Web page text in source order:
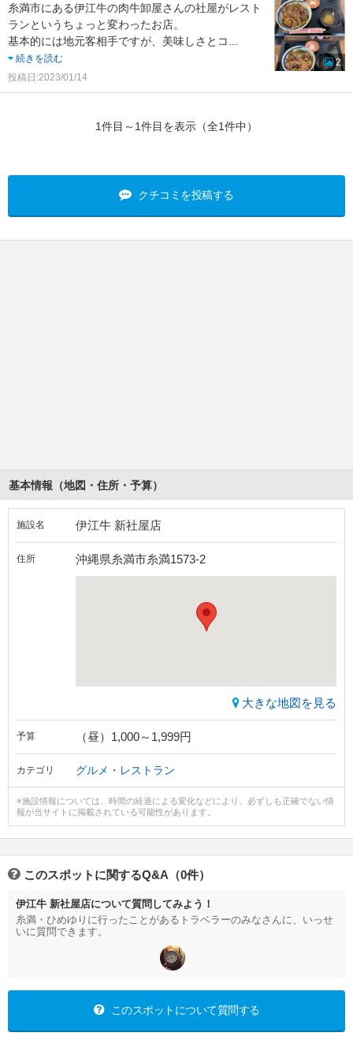
糸満市にある伊江牛の肉牛卸屋さんの社屋がレスト
ランというちょっと変わったお店。
基本的には地元客相手ですが、美味しさとコ...
続きを読む
投稿日:2023/01/14
2
1件目～1件目を表示（全1件中）
クチコミを投稿する
基本情報（地図・住所・予算）
施設名 伊江牛 新社屋店
住所 沖縄県糸満市糸満1573-2
大きな地図を見る
予算 （昼）1,000～1,999円
カテゴリ グルメ・レストラン
※施設情報については、時間の経過による変化などにより、必ずしも正確でない情
報が当サイトに掲載されている可能性があります。
このスポットに関するQ&A（0件）
伊江牛 新社屋店について質問してみよう！
糸満・ひめゆりに行ったことがあるトラベラーのみなさんに、いっせ
いに質問できます。
このスポットについて質問する